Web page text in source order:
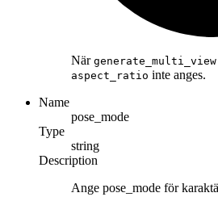
När generate_multi_view
aspect_ratio inte anges.
Name
pose_mode
Type
string
Description
Ange pose_mode för